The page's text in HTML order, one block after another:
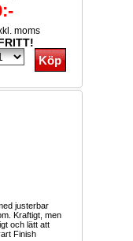
moms
justerbar
Kraftigt, men
och lätt att
Finish